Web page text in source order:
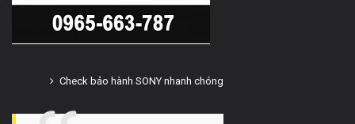
Check bảo hành SONY nhanh chóng